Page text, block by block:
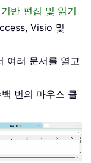
반 편집 및 읽기
Visio 및
여러 문서를 열고
번의 마우스 클